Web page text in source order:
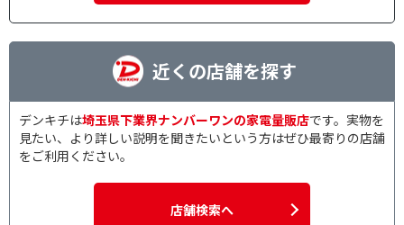
近くの店舗を探す
デンキチは埼玉県下業界ナンバーワンの家電量販店です。実物を
見たい、より詳しい説明を聞きたいという方はぜひ最寄りの店舗
をご利用ください。
店舗検索へ